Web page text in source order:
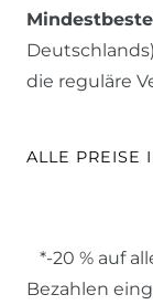
die reguläre
ALLE PREISE
*-20 % auf
Bezahlen